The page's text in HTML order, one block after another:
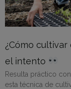
¿Cómo
el intento
Resulta práctico
esta técnica de